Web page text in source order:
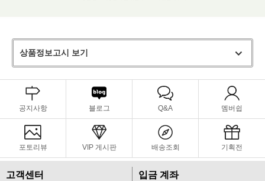
상품정보고시 보기
공지사항 블로그 Q&A 멤버쉽
포토리뷰 VIP 게시판 배송조회 기획전
고객센터
입금 계좌